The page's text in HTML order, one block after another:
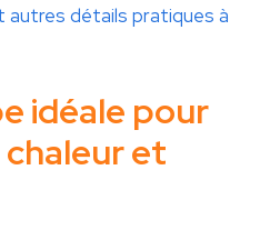
autres détails pratiques à
idéale pour
et